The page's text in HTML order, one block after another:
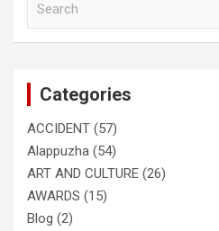
Categories
ACCIDENT (57)
Alappuzha (54)
ART AND CULTURE (26)
AWARDS (15)
Blog (2)